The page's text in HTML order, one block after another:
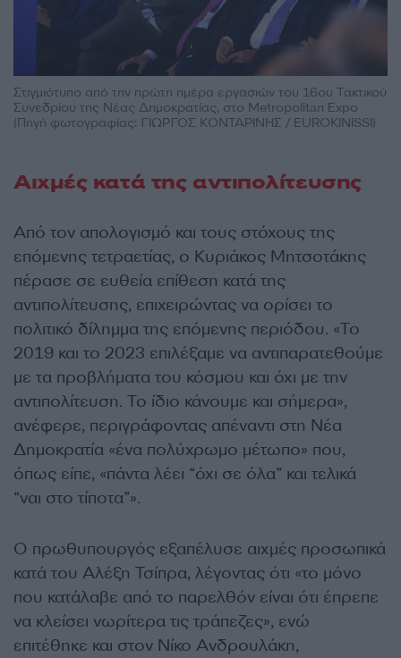
Στιγμιότυπο από την πρώτη ημέρα εργασιών του 16ου Τακτικού
Συνεδρίου της Νέας Δημοκρατίας, στο Metropolitan Expo
(Πηγή φωτογραφίας: ΓΙΩΡΓΟΣ ΚΟΝΤΑΡΙΝΗΣ / EUROKINISSI)
Αιχμές κατά της αντιπολίτευσης
Από τον απολογισμό και τους στόχους της
επόμενης τετραετίας, ο Κυριάκος Μητσοτάκης
πέρασε σε ευθεία επίθεση κατά της
αντιπολίτευσης, επιχειρώντας να ορίσει το
πολιτικό δίλημμα της επόμενης περιόδου. «Το
2019 και το 2023 επιλέξαμε να αντιπαρατεθούμε
με τα προβλήματα του κόσμου και όχι με την
αντιπολίτευση. Το ίδιο κάνουμε και σήμερα»,
ανέφερε, περιγράφοντας απέναντι στη Νέα
Δημοκρατία «ένα πολύχρωμο μέτωπο» που,
όπως είπε, «πάντα λέει “όχι σε όλα” και τελικά
“ναι στο τίποτα”».
Ο πρωθυπουργός εξαπέλυσε αιχμές προσωπικά
κατά του Αλέξη Τσίπρα, λέγοντας ότι «το μόνο
που κατάλαβε από το παρελθόν είναι ότι έπρεπε
να κλείσει νωρίτερα τις τράπεζες», ενώ
επιτέθηκε και στον Νίκο Ανδρουλάκη,